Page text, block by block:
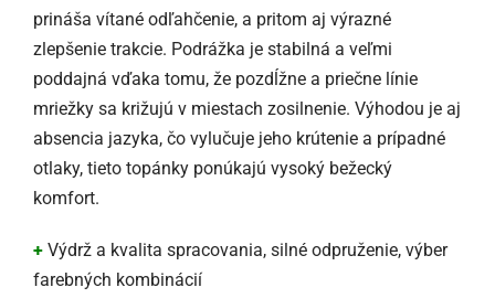
prináša vítané odľahčenie, a pritom aj výrazné
zlepšenie trakcie. Podrážka je stabilná a veľmi
poddajná vďaka tomu, že pozdĺžne a priečne línie
mriežky sa križujú v miestach zosilnenie. Výhodou je aj
absencia jazyka, čo vylučuje jeho krútenie a prípadné
otlaky, tieto topánky ponúkajú vysoký bežecký
komfort.
+ Výdrž a kvalita spracovania, silné odpruženie, výber
farebných kombinácií